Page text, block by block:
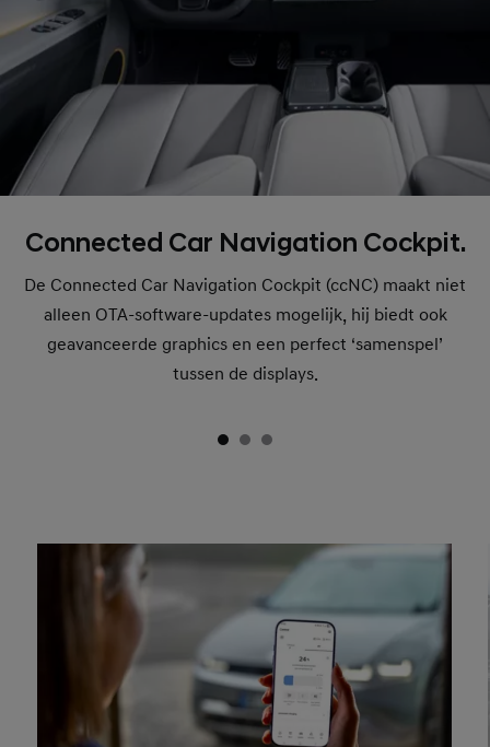
Connected Car Navigation Cockpit.
De Connected Car Navigation Cockpit (ccNC) maakt niet
alleen OTA-software-updates mogelijk, hij biedt ook
geavanceerde graphics en een perfect ‘samenspel’
tussen de displays.